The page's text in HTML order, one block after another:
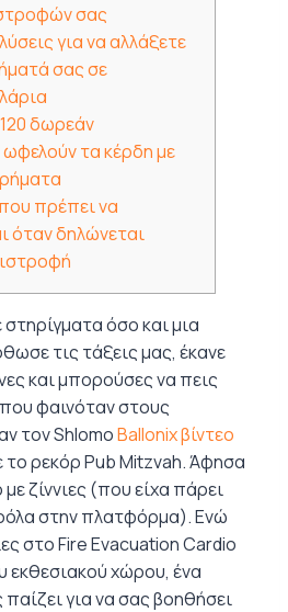
σας
για να αλλάξετε
σας σε
δωρεάν
τα κέρδη με
πρέπει να
όταν δηλώνεται
όσο και μια
τις τάξεις μας, έκανε
και μπορούσες να πεις
φαινόταν στους
τον ShlomoBallonix βίντεο
το ρεκόρ Pub Mitzvah.Άφησα
ζίννιες (που είχα πάρει
στην πλατφόρμα). Ενώ
στο Fire Evacuation Cardio
εκθεσιακού χώρου, ένα
για να σας βοηθήσει